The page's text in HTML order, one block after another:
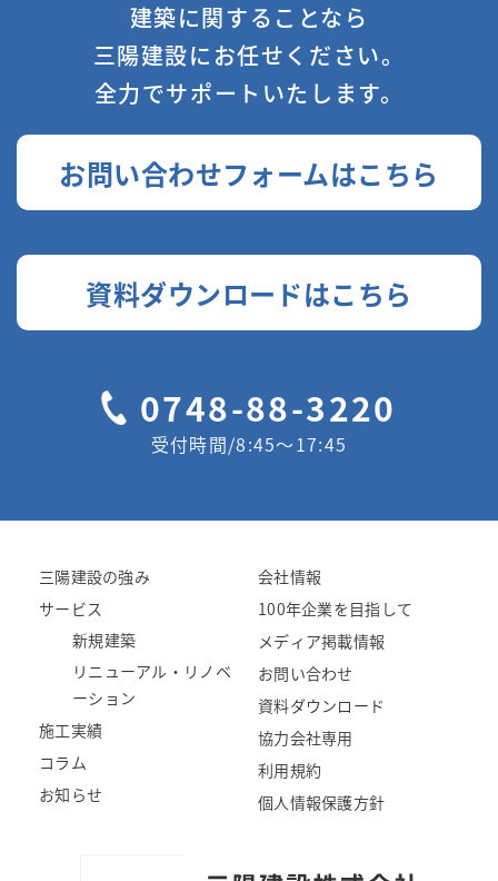
建築に関することなら
三陽建設にお任せください。
全力でサポートいたします。
お問い合わせフォームはこちら
資料ダウンロードはこちら
0748-88-3220
受付時間/8:45〜17:45
三陽建設の強み
サービス
新規建築
リニューアル・リノベ
ーション
施工実績
コラム
お知らせ
会社情報
100年企業を目指して
メディア掲載情報
お問い合わせ
資料ダウンロード
協力会社専用
利用規約
個人情報保護方針